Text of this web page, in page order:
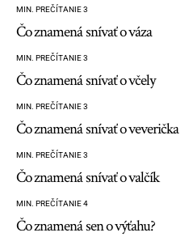
MIN. PREČÍTANIE 3
Čo znamená snívať o váza
MIN. PREČÍTANIE 3
Čo znamená snívať o včely
MIN. PREČÍTANIE 3
Čo znamená snívať o veverička
MIN. PREČÍTANIE 3
Čo znamená snívať o valčík
MIN. PREČÍTANIE 4
Čo znamená sen o výťahu?